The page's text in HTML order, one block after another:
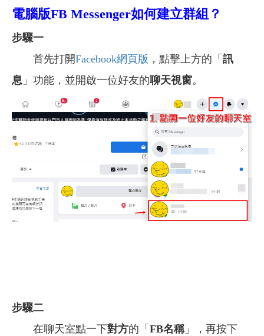
電腦版FB Messenger如何建立群組？
步驟一
首先打開Facebook網頁版 ，點擊上方的「 訊
息 」功能，並開啟一位好友的聊天視窗。
步驟二
在聊天室點一下對方的「 FB名稱」，再按下